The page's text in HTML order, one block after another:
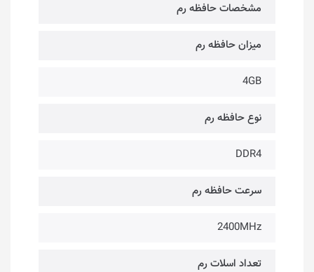
مشخصات حافظه رم
میزان حافظه رم
4GB
نوع حافظه رم
DDR4
سرعت حافظه رم
2400MHz
تعداد اسلات رم